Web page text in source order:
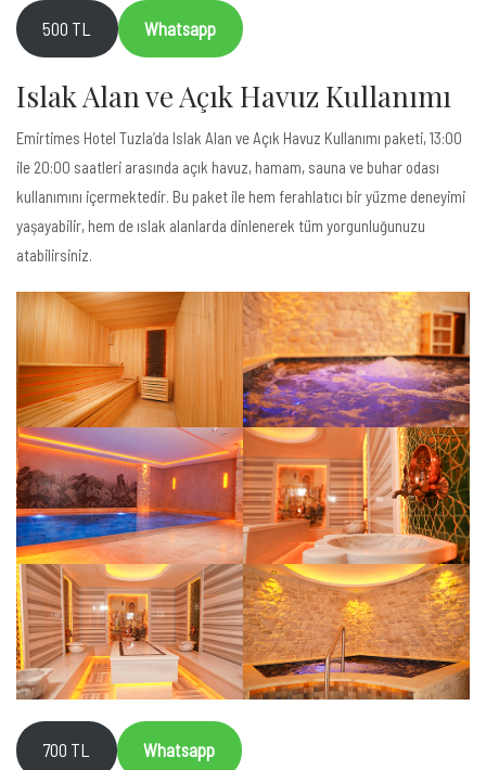
500 TL Whatsapp
Islak Alan ve Açık Havuz Kullanımı
Emirtimes Hotel Tuzla’da Islak Alan ve Açık Havuz Kullanımı paketi, 13:00
ile 20:00 saatleri arasında açık havuz, hamam, sauna ve buhar odası
kullanımını içermektedir. Bu paket ile hem ferahlatıcı bir yüzme deneyimi
yaşayabilir, hem de ıslak alanlarda dinlenerek tüm yorgunluğunuzu
atabilirsiniz.
700 TL Whatsapp